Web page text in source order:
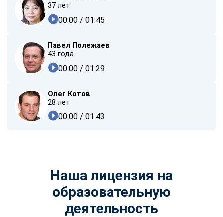
37 лет
00:00 / 01:45
Павел Полежаев
43 года
00:00 / 01:29
Олег Котов
28 лет
00:00 / 01:43
Наша лицензия на
образовательную
деятельность